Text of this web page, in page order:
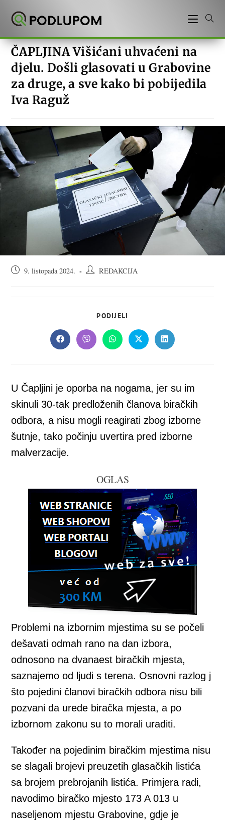
ČAPLJINA Višićani uhvaćeni na
djelu. Došli glasovati u Grabovine
za druge, a sve kako bi pobijedila
Iva Raguž
Objava9. listopada 2024.
AutorREDAKCIJA
PODIJELI
CONTENT
Opens
in
Opens
in
Opens
in
Opens
in
Opens
in
U Čapljini je oporba na nogama, jer su im
skinuli 30-tak predloženih članova biračkih
odbora, a nisu mogli reagirati zbog izborne
šutnje, tako počinju uvertira pred izborne
malverzacije.
OGLAS
Problemi na izbornim mjestima su se počeli
dešavati odmah rano na dan izbora,
odnosono na dvanaest biračkih mjesta,
saznajemo od ljudi s terena. Osnovni razlog j
što pojedini članovi biračkih odbora nisu bili
pozvani da urede biračka mjesta, a po
izbornom zakonu su to morali uraditi.
Također na pojedinim biračkim mjestima nisu
se slagali brojevi preuzetih glasačkih listića
sa brojem prebrojanih listića. Primjera radi,
navodimo biračko mjesto 173 A 013 u
naseljenom mjestu Grabovine, gdje je